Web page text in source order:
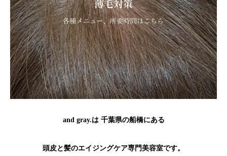
and gray.は 千葉県の船橋にある
頭皮と髪のエイジングケア専門美容室です。